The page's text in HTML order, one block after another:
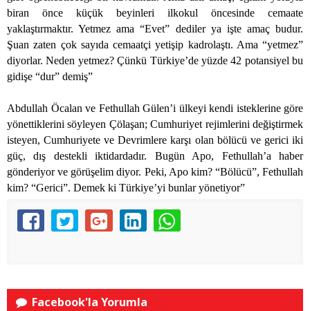
biran önce küçük beyinleri ilkokul öncesinde cemaate
yaklaştırmaktır. Yetmez ama “Evet” dediler ya işte amaç budur.
Şuan zaten çok sayıda cemaatçi yetişip kadrolaştı. Ama “yetmez”
diyorlar. Neden yetmez? Çünkü Türkiye’de yüzde 42 potansiyel bu
gidişe “dur” demiş”
Abdullah Öcalan ve Fethullah Gülen’i ülkeyi kendi isteklerine göre
yönettiklerini söyleyen Çölaşan; Cumhuriyet rejimlerini değiştirmek
isteyen, Cumhuriyete ve Devrimlere karşı olan bölücü ve gerici iki
güç, dış destekli iktidardadır. Bugün Apo, Fethullah’a haber
gönderiyor ve görüşelim diyor. Peki, Apo kim? “Bölücü”, Fethullah
kim? “Gerici”. Demek ki Türkiye’yi bunlar yönetiyor”
Facebook'la Yorumla